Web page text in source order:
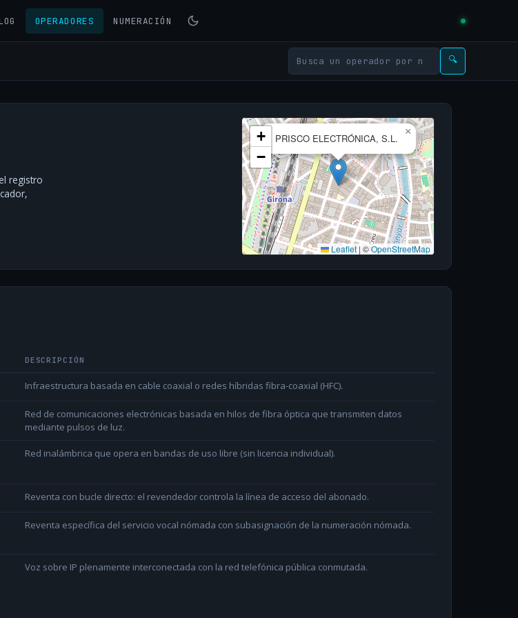
OPERADORES NUMERACIÓN
🔍
registro
PRISCO ELECTRÓNICA, S.L.
×
+
−
Leaflet | ©OpenStreetMap
DESCRIPCIÓN
Infraestructura basada en cable coaxial o redes híbridas fibra-coaxial (HFC).
Red de comunicaciones electrónicas basada en hilos de fibra óptica que transmiten datos
mediante pulsos de luz.
Red inalámbrica que opera en bandas de uso libre (sin licencia individual).
Reventa con bucle directo: el revendedor controla la línea de acceso del abonado.
Reventa específica del servicio vocal nómada con subasignación de la numeración nómada.
Voz sobre IP plenamente interconectada con la red telefónica pública conmutada.